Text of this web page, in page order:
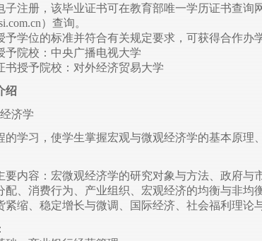
子注册，该毕业证书可在教育部唯一学历证书查询
）查询。
予学位的标准并符合有关规定要求，可获得合作办
予院校：中央广播电视大学
书授予院校：对外经济贸易大学
绍
济学
的学习，使学生掌握宏观与微观经济学的基本原理
要内容：宏微观经济学的研究对象与方法、政府与
配、消费行为、产业组织、宏观经济的均衡与非均
紧缩、稳定增长与微调、国际经济、社会福利理论